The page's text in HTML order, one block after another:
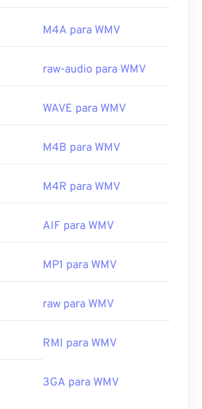
M4A para WMV
raw-audio para WMV
WAVE para WMV
M4B para WMV
M4R para WMV
AIF para WMV
MP1 para WMV
raw para WMV
RMI para WMV
3GA para WMV